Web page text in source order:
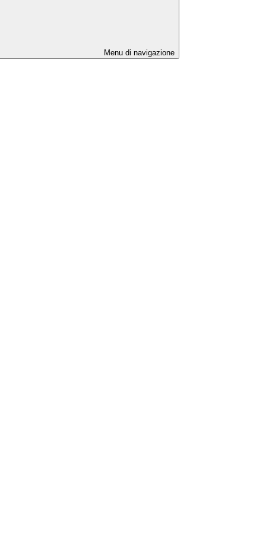
Menu di navigazione